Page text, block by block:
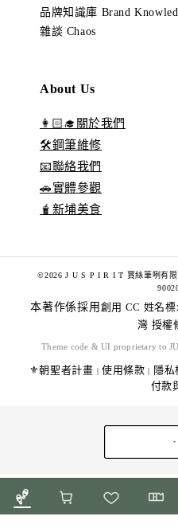
品牌知識庫 Brand
雜談 Chaos
About Us
👩🏻‍🎓關於我們
🛠️鋼筆維修
📧聯絡我們
🚗實體參觀
🧋新埔美食
©2026 J U S P I R I T 賈絲筆咧有
本著作係採用 創用 CC 姓名
灣 授權
Theme code & UI proprietary to
⚜️朝聖者計畫 | 使用條款 | 隱私
付款